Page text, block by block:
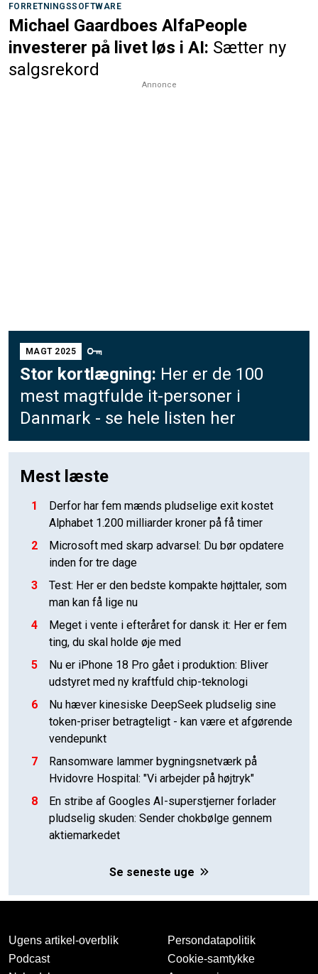
FORRETNINGSSOFTWARE
Michael Gaardboes AlfaPeople
investerer på livet løs i AI: Sætter ny
salgsrekord
Annonce
MAGT 2025
Stor kortlægning: Her er de 100
mest magtfulde it-personer i
Danmark - se hele listen her
Mest læste
1
Derfor har fem mænds pludselige exit kostet
Alphabet 1.200 milliarder kroner på få timer
2
Microsoft med skarp advarsel: Du bør opdatere
inden for tre dage
3
Test: Her er den bedste kompakte højttaler, som
man kan få lige nu
4
Meget i vente i efteråret for dansk it: Her er fem
ting, du skal holde øje med
5
Nu er iPhone 18 Pro gået i produktion: Bliver
udstyret med ny kraftfuld chip-teknologi
6
Nu hæver kinesiske DeepSeek pludselig sine
token-priser betragteligt - kan være et afgørende
vendepunkt
7
Ransomware lammer bygningsnetværk på
Hvidovre Hospital: "Vi arbejder på højtryk"
8
En stribe af Googles AI-superstjerner forlader
pludselig skuden: Sender chokbølge gennem
aktiemarkedet
Se seneste uge
Ugens artikel-overblik
Podcast
Persondatapolitik
Cookie-samtykke